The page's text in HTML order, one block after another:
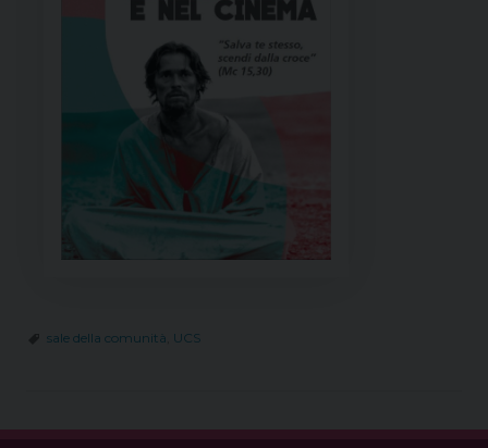
sale della comunità UCS